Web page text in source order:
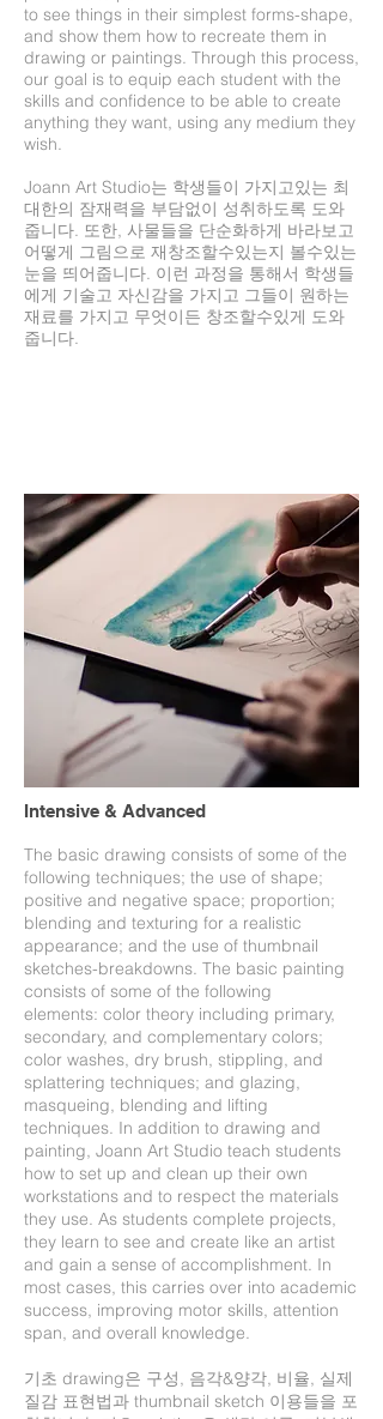
to see things in their simplest forms-shape,
and show them how to recreate them in
drawing or paintings. Through this process,
our goal is to equip each student with the
skills and confidence to be able to create
anything they want, using any medium they
wish.
Joann Art Studio는 학생들이 가지고있는 최
대한의 잠재력을 부담없이 성취하도록 도와
줍니다. 또한, 사물들을 단순화하게 바라보고
어떻게 그림으로 재창조할수있는지 볼수있는
눈을 띄어줍니다. 이런 과정을 통해서 학생들
에게 기술고 자신감을 가지고 그들이 원하는
재료를 가지고 무엇이든 창조할수있게 도와
줍니다.
Intensive & Advanced
The basic drawing consists of some of the
following techniques; the use of shape;
positive and negative space; proportion;
blending and texturing for a realistic
appearance; and the use of thumbnail
sketches-breakdowns. The basic painting
consists of some of the following
elements: color theory including primary,
secondary, and complementary colors;
color washes, dry brush, stippling, and
splattering techniques; and glazing,
masqueing, blending and lifting
techniques. In addition to drawing and
painting, Joann Art Studio teach students
how to set up and clean up their own
workstations and to respect the materials
they use. As students complete projects,
they learn to see and create like an artist
and gain a sense of accomplishment. In
most cases, this carries over into academic
success, improving motor skills, attention
span, and overall knowledge.
기초 drawing은 구성, 음각&양각, 비율, 실제
질감 표현법과 thumbnail sketch 이용들을 포